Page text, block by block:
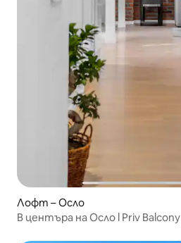
Лофт – Осло
В центъра на Осло l Priv Balcony